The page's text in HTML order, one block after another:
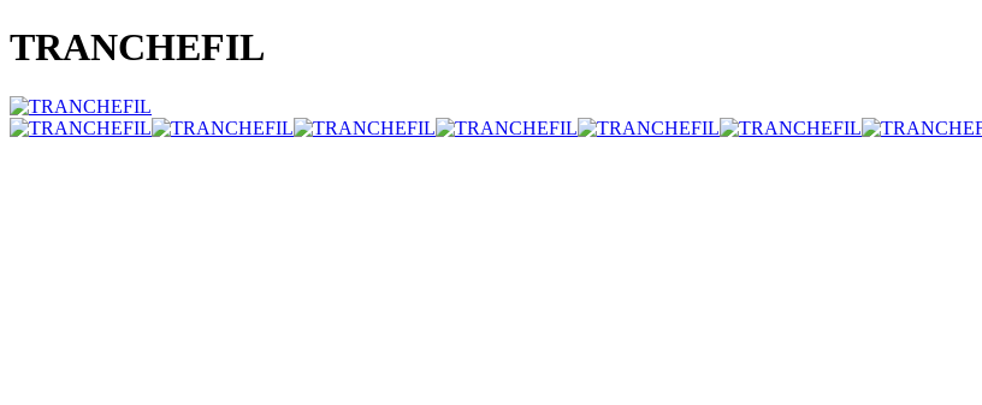
TRANCHEFIL